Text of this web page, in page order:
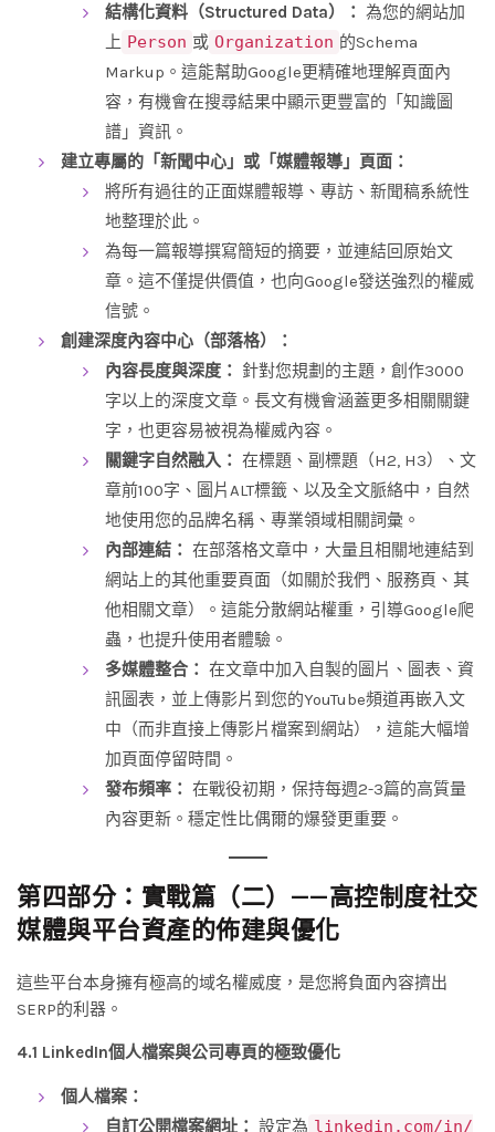
結構化資料（Structured Data）： 為您的網站加
上 Person 或 Organization 的Schema
Markup。這能幫助Google更精確地理解頁面內
容，有機會在搜尋結果中顯示更豐富的「知識圖
譜」資訊。
建立專屬的「新聞中心」或「媒體報導」頁面：
將所有過往的正面媒體報導、專訪、新聞稿系統性
地整理於此。
為每一篇報導撰寫簡短的摘要，並連結回原始文
章。這不僅提供價值，也向Google發送強烈的權威
信號。
創建深度內容中心（部落格）：
內容長度與深度： 針對您規劃的主題，創作3000
字以上的深度文章。長文有機會涵蓋更多相關關鍵
字，也更容易被視為權威內容。
關鍵字自然融入： 在標題、副標題（H2, H3）、文
章前100字、圖片ALT標籤、以及全文脈絡中，自然
地使用您的品牌名稱、專業領域相關詞彙。
內部連結： 在部落格文章中，大量且相關地連結到
網站上的其他重要頁面（如關於我們、服務頁、其
他相關文章）。這能分散網站權重，引導Google爬
蟲，也提升使用者體驗。
多媒體整合： 在文章中加入自製的圖片、圖表、資
訊圖表，並上傳影片到您的YouTube頻道再嵌入文
中（而非直接上傳影片檔案到網站），這能大幅增
加頁面停留時間。
發布頻率： 在戰役初期，保持每週2-3篇的高質量
內容更新。穩定性比偶爾的爆發更重要。
第四部分：實戰篇（二）——高控制度社交
媒體與平台資產的佈建與優化
這些平台本身擁有極高的域名權威度，是您將負面內容擠出
SERP的利器。
4.1 LinkedIn個人檔案與公司專頁的極致優化
個人檔案：
自訂公開檔案網址： 設定為 linkedin.com/in/